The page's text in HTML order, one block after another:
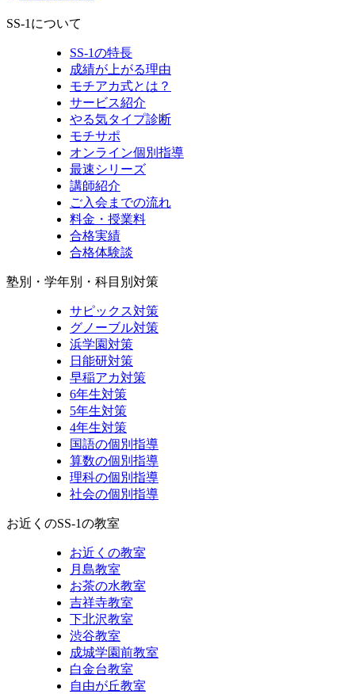
SS-1について
SS-1の特長
成績が上がる理由
モチアカ式とは？
サービス紹介
やる気タイプ診断
モチサポ
オンライン個別指導
最速シリーズ
講師紹介
ご入会までの流れ
料金・授業料
合格実績
合格体験談
塾別・学年別・科目別対策
サピックス対策
グノーブル対策
浜学園対策
日能研対策
早稲アカ対策
6年生対策
5年生対策
4年生対策
国語の個別指導
算数の個別指導
理科の個別指導
社会の個別指導
お近くのSS-1の教室
お近くの教室
月島教室
お茶の水教室
吉祥寺教室
下北沢教室
渋谷教室
成城学園前教室
白金台教室
自由が丘教室